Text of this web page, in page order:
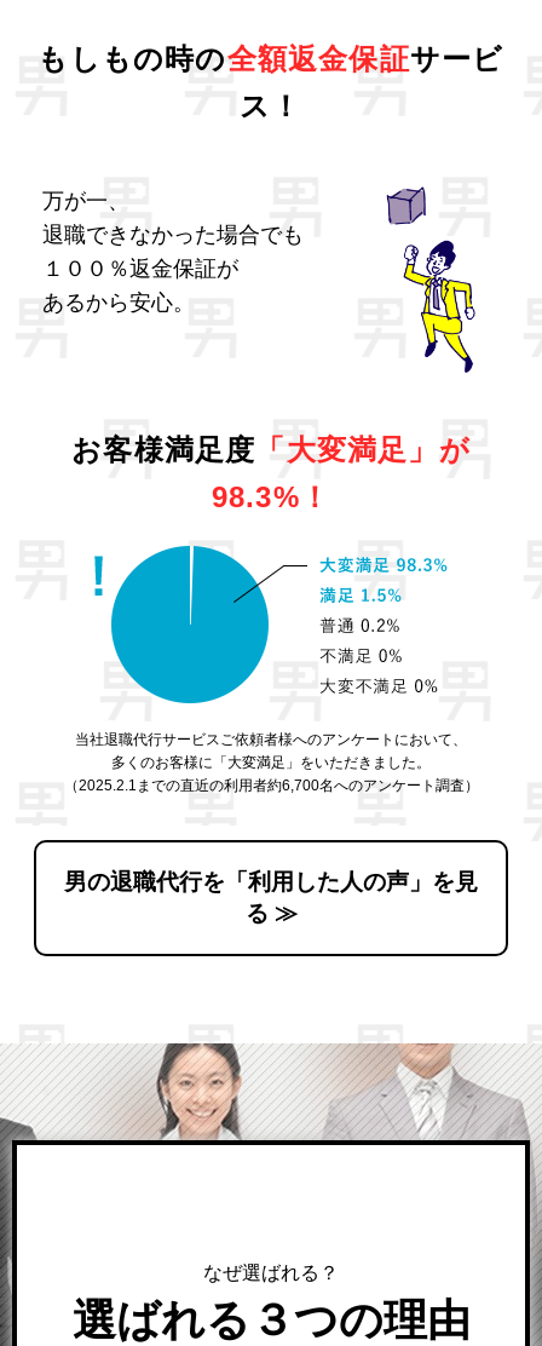
もしもの時の全額返金保証サービ
ス！
万が一、
退職できなかった場合でも
１００％返金保証が
あるから安心。
お客様満足度 「大変満足」が
98.3%！
当社退職代行サービスご依頼者様へのアンケートにおいて、
多くのお客様に「大変満足」をいただきました。
（2025.2.1までの直近の利用者約6,700名へのアンケート調査）
男の退職代行を「利用した人の声」を見
る ≫
なぜ選ばれる？
選ばれる３つの理由